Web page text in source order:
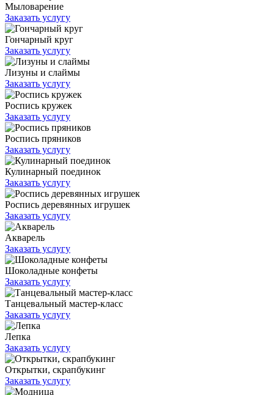
Мыловарение
Заказать услугу
Гончарный круг
Заказать услугу
Лизуны и слаймы
Заказать услугу
Роспись кружек
Заказать услугу
Роспись пряников
Заказать услугу
Кулинарный поединок
Заказать услугу
Роспись деревянных игрушек
Заказать услугу
Акварель
Заказать услугу
Шоколадные конфеты
Заказать услугу
Танцевальный мастер-класс
Заказать услугу
Лепка
Заказать услугу
Открытки, скрапбукинг
Заказать услугу